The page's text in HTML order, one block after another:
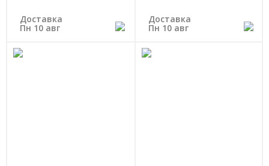
Доставка
Пн 10 авг
Доставка
Пн 10 авг